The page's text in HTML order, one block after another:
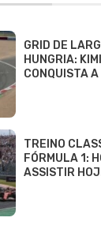
GRID DE
HUNGRIA:
CONQUISTA
TREINO
FÓRMULA 1:
ASSISTIR